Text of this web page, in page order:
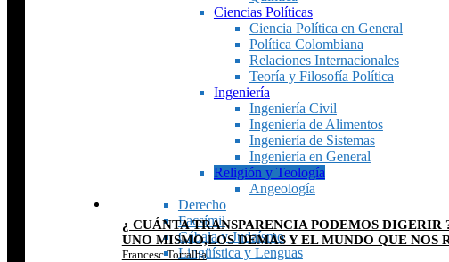
Ciencias Políticas
Ciencia Política en General
Política Colombiana
Relaciones Internacionales
Teoría y Filosofía Política
Ingeniería
Ingeniería Civil
Ingeniería de Alimentos
Ingeniería de Sistemas
Ingeniería en General
Religión y Teología
Angeología
Derecho
Facsímil
Cábala y Judaísmo
Lingüística y Lenguas
¿ CUÁNTA TRANSPARENCIA PODEMOS DIGERIR
UNO MISMO,LOS DEMÁS Y EL MUNDO QUE NOS
Francesc Torralba